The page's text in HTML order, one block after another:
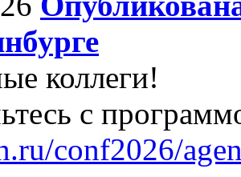
коллеги!
с
conf2026/